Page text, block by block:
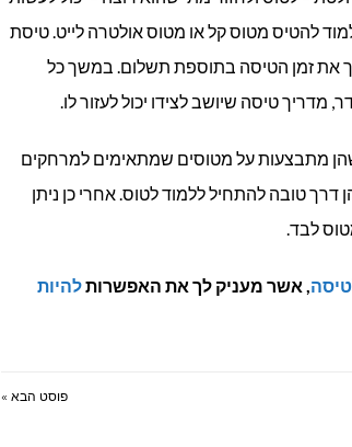
להטיס מטוס קל או מטוס אולטרה לייט. טיסת
את זמן הטיסה בתוספת תשלום. במשך כל
טיסה שיושב לצידו יכול לעזור לו.
שהן מתבצעות על מטוסים שמתאימים למרחקים
טובה להתחיל ללמוד לטוס. אחרי כן ניתן
לבד.
, אשר מעניק לך את האפשרותלהיות
פוסט הבא »